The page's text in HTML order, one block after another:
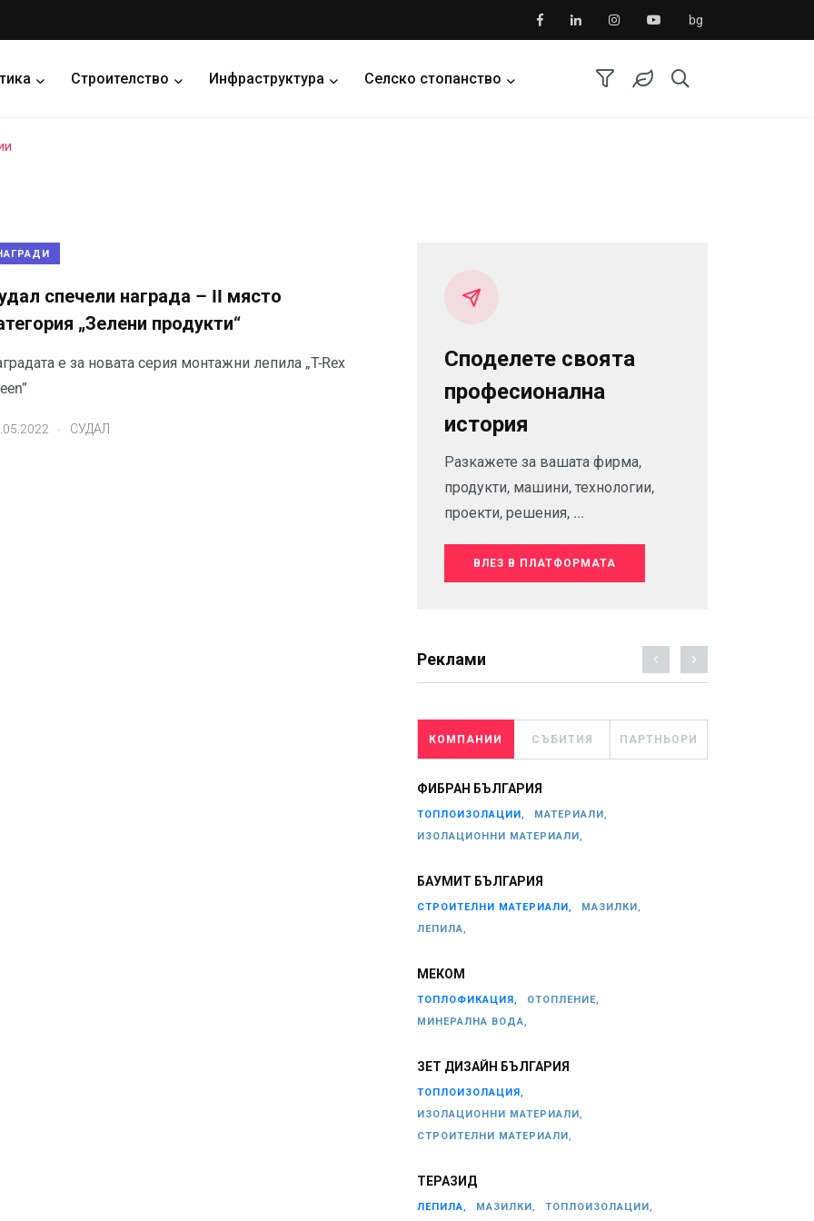
bg
Строителство Инфраструктура Селско стопанство
спечели награда – II място
„Зелени продукти“
е за новата серия монтажни лепила „T-Rex
СУДАЛ
Споделете своята
професионална
история
Разкажете за вашата фирма,
продукти, машини, технологии,
проекти, решения, ...
ВЛЕЗ В ПЛАТФОРМАТА
Реклами
КОМПАНИИ СЪБИТИЯ ПАРТНЬОРИ
ФИБРАН БЪЛГАРИЯ
ТОПЛОИЗОЛАЦИИ,
МАТЕРИАЛИ,
ИЗОЛАЦИОННИ МАТЕРИАЛИ,
БАУМИТ БЪЛГАРИЯ
СТРОИТЕЛНИ МАТЕРИАЛИ,
МАЗИЛКИ,
ЛЕПИЛА,
МЕКОМ
ТОПЛОФИКАЦИЯ,
ОТОПЛЕНИЕ,
МИНЕРАЛНА ВОДА,
ЗЕТ ДИЗАЙН БЪЛГАРИЯ
ТОПЛОИЗОЛАЦИЯ,
ИЗОЛАЦИОННИ МАТЕРИАЛИ,
СТРОИТЕЛНИ МАТЕРИАЛИ,
ТЕРАЗИД
ЛЕПИЛА, МАЗИЛКИ, ТОПЛОИЗОЛАЦИИ,